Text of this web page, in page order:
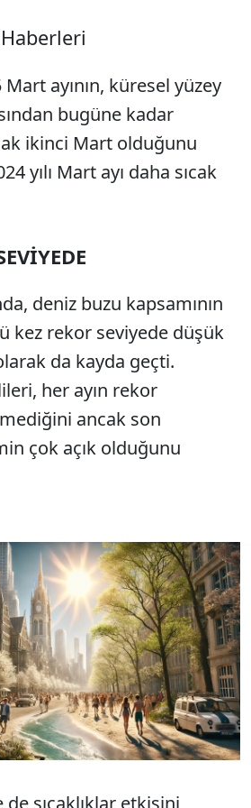
ayının, küresel yüzey
bugüne kadar
ikinci Mart olduğunu
yılı Mart ayı daha sıcak
deniz buzu kapsamının
kez rekor seviyede düşük
da kayda geçti.
her ayın rekor
ancak son
çok açık olduğunu